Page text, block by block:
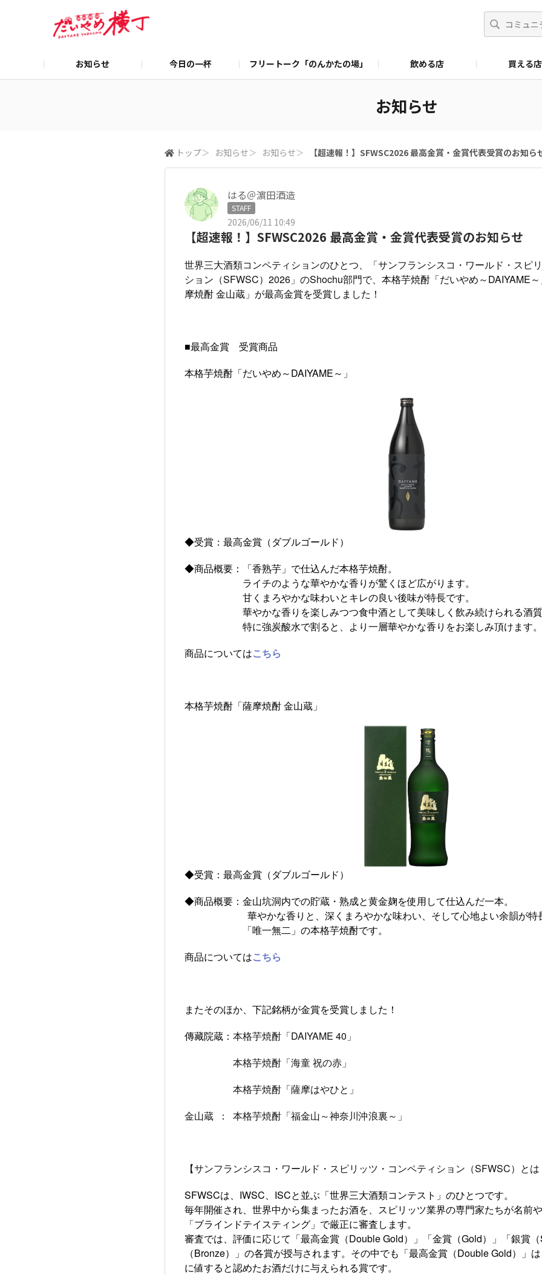
お知らせ 今日の一杯 フリートーク「のんかたの場」 飲める店 買える店
お知らせ
トップ＞ お知らせ＞ お知らせ＞ 【超速報！】SFWSC2026 最高金賞・金賞代表受賞のお知ら
はる＠濵田酒造
STAFF
2026/06/11 10:49
【超速報！】SFWSC2026 最高金賞・金賞代表受賞のお知らせ
世界三大酒類コンペティションのひとつ、「サンフランシスコ・ワールド・スピ
ション（SFWSC）2026」のShochu部門で、 本格芋焼酎「だいやめ～DAIYAME
摩焼酎 金山蔵」が最高金賞を受賞しました！
■最高金賞 受賞商品
本格芋焼酎「だいやめ～DAIYAME～」
◆受賞：最高金賞（ダブルゴールド）
◆商品概要：「香熟芋」で仕込んだ本格芋焼酎。
ライチのような華やかな香りが驚くほど広がります。
甘くまろやかな味わいとキレの良い後味が特長です。
華やかな香りを楽しみつつ食中酒として美味しく飲み続けられる酒
特に強炭酸水で割ると、 より一層華やかな香りをお楽しみ頂けます。
商品についてはこちら
本格芋焼酎「薩摩焼酎 金山蔵」
◆受賞：最高金賞（ダブルゴールド）
◆商品概要：金山坑洞内での貯蔵・熟成と黄金麹を使用して仕込んだ一本。
華やかな香りと、深くまろやかな味わい、そして心地よい余韻が特
「唯一無二」の本格芋焼酎です。
商品についてはこちら
またそのほか、下記銘柄が金賞を受賞しました！
傳藏院蔵： 本格芋焼酎「DAIYAME 40」
本格芋焼酎「海童 祝の赤」
本格芋焼酎「薩摩はやひと」
金山蔵 ： 本格芋焼酎「福金山～神奈川沖浪裏～」
【サンフランシスコ・ワールド・スピリッツ・コンペティション（SFWSC）と
SFWSCは、IWSC、ISCと並ぶ「世界三大酒類コンテスト」のひとつです。
毎年開催され、世界中から集まったお酒を、スピリッツ業界の専門家たちが名前
「ブラインドテイスティング」で厳正に審査します。
審査では、評価に応じて 「最高金賞（Double Gold）」「金賞（Gold）」「銀賞
（Bronze）」の各賞が授与されます。その中でも「最高金賞（Double Gold）」
に値すると認めたお酒だけに与えられる賞です。